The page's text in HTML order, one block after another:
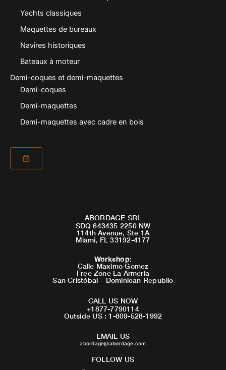
Yachts classiques
Maquettes de bureaux
Navires historiques
Bateaux à moteur
Demi-coques et demi-maquettes
Demi-coques
Demi-maquettes
Demi-maquettes avec cadre en bois
ABORDAGE SRL
SDQ 643435 2250 NW
114th Avenue, Ste 1A
Miami, FL 33192-4177
Workshop:
Calle Maximo Gomez
Free Zone La Armeria
San Cristóbal – Dominican Republic
CALL US NOW
+1877-7790114
Outside US : 1-809-528-1992
EMAIL US
abordage@abordage.com
FOLLOW US